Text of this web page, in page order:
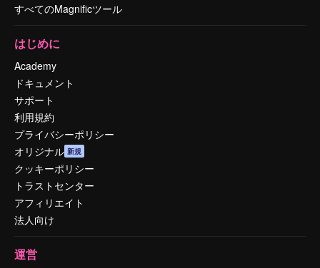
すべてのMagnificツール
はじめに
Academy
ドキュメント
サポート
利用規約
プライバシーポリシー
オリジナル 新規
クッキーポリシー
トラストセンター
アフィリエイト
法人向け
運営